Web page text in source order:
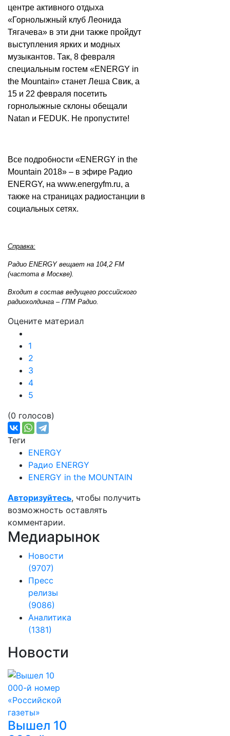
центре активного отдыха
«Горнолыжный клуб Леонида
Тягачева» в эти дни также пройдут
выступления ярких и модных
музыкантов. Так, 8 февраля
специальным гостем «ENERGY in
the Mountain» станет Леша Свик, а
15 и 22 февраля посетить
горнолыжные склоны обещали
Natan и FEDUK. Не пропустите!
Все подробности «ENERGY in the
Mountain 2018» – в эфире Радио
ENERGY, на www.energyfm.ru, а
также на страницах радиостанции в
социальных сетях.
Справка:
Радио ENERGY вещает на 104,2 FM
(частота в Москве).
Входит в состав ведущего российского
радиохолдинга – ГПМ Радио.
Оцените материал
1
2
3
4
5
(0 голосов)
Теги
ENERGY
Радио ENERGY
ENERGY in the MOUNTAIN
Авторизуйтесь, чтобы получить
возможность оставлять
комментарии.
Медиарынок
Новости
(9707)
Пресс
релизы
(9086)
Аналитика
(1381)
Новости
Вышел 10